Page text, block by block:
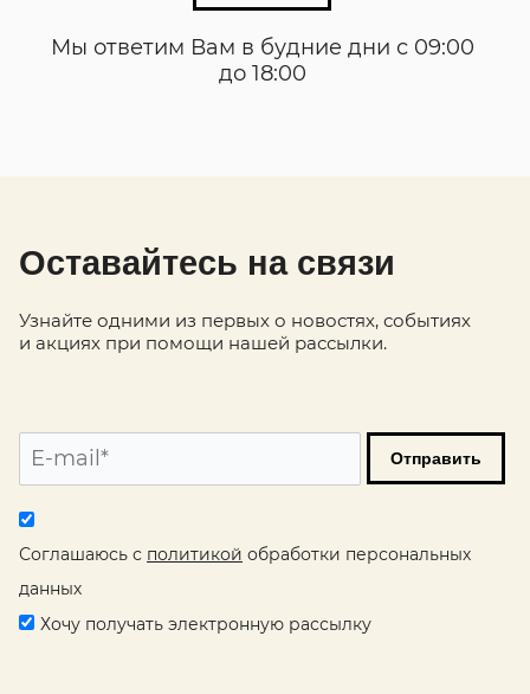
Мы ответим Вам в будние дни с 09:00
до 18:00
Оставайтесь на связи
Отправить
Соглашаюсь с политикой обработки персональных
данных
Хочу получать электронную рассылку